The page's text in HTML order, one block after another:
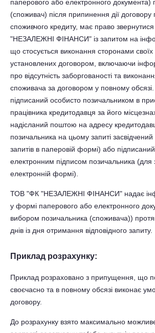
паперового або електронного документа)
(споживач) після припинення дії
споживчого кредиту, має право
"НЕЗАЛЕЖНІ ФІНАНСИ" із запитом на
що стосується виконання сторонами своїх
установлених договором, включаючи
про відсутність заборгованості та
споживача за договором у повному
підписаний особисто позичальником в
працівника кредитодавця за його
надісланий поштою на адресу
позичальника на цьому запиті
запитів в паперовій формі) або
електронним підписом позичальника (для
електронній формі).
ТОВ "ФК "НЕЗАЛЕЖНІ ФІНАНСИ" надає
у формі паперового або електронного
вибором позичальника (споживача))
днів із дня отримання відповідного запиту.
Приклад розрахунку:
Приклад розраховано з припущення, що
своєчасно та в повному обсязі виконає
договору.
До розрахунку взято максимально